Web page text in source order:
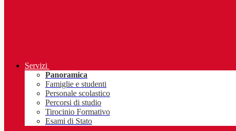
Servizi
Panoramica
Famiglie e studenti
Personale scolastico
Percorsi di studio
Tirocinio Formativo
Esami di Stato